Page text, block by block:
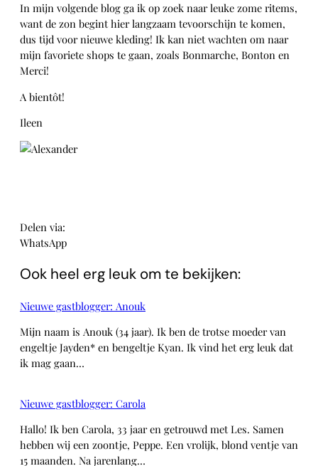
In mijn volgende blog ga ik op zoek naar leuke zome ritems,
want de zon begint hier langzaam tevoorschijn te komen,
dus tijd voor nieuwe kleding! Ik kan niet wachten om naar
mijn favoriete shops te gaan, zoals Bonmarche, Bonton en
Merci!
A bientôt!
Ileen
Delen via:
WhatsApp
Ook heel erg leuk om te bekijken:
Nieuwe gastblogger: Anouk
Mijn naam is Anouk (34 jaar). Ik ben de trotse moeder van
engeltje Jayden* en bengeltje Kyan. Ik vind het erg leuk dat
ik mag gaan…
Nieuwe gastblogger: Carola
Hallo! Ik ben Carola, 33 jaar en getrouwd met Les. Samen
hebben wij een zoontje, Peppe. Een vrolijk, blond ventje van
15 maanden. Na jarenlang…